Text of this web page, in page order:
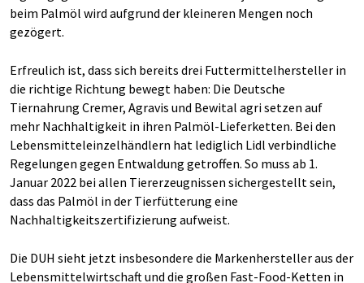
beim Palmöl wird aufgrund der kleineren Mengen noch
gezögert.
Erfreulich ist, dass sich bereits drei Futtermittelhersteller in
die richtige Richtung bewegt haben: Die Deutsche
Tiernahrung Cremer, Agravis und Bewital agri setzen auf
mehr Nachhaltigkeit in ihren Palmöl-Lieferketten. Bei den
Lebensmitteleinzelhändlern hat lediglich Lidl verbindliche
Regelungen gegen Entwaldung getroffen. So muss ab 1.
Januar 2022 bei allen Tiererzeugnissen sichergestellt sein,
dass das Palmöl in der Tierfütterung eine
Nachhaltigkeitszertifizierung aufweist.
Die DUH sieht jetzt insbesondere die Markenhersteller aus der
Lebensmittelwirtschaft und die großen Fast-Food-Ketten in